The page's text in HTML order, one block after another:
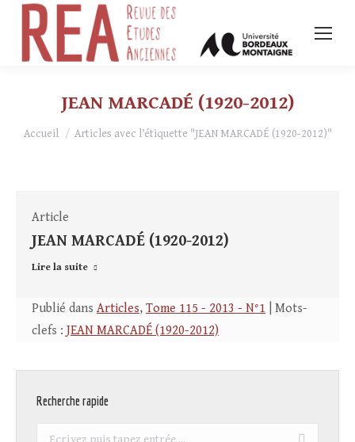
JEAN MARCADÉ (1920-2012)
Vous êtes ici :
Accueil Articles avec l’étiquette "JEAN MARCADÉ (1920-2012)"
Article
JEAN MARCADÉ (1920-2012)
Lire la suite
Publié dans Articles, Tome 115 - 2013 - N°1 | Mots-
clefs : JEAN MARCADÉ (1920-2012)
Recherche rapide
Recherche